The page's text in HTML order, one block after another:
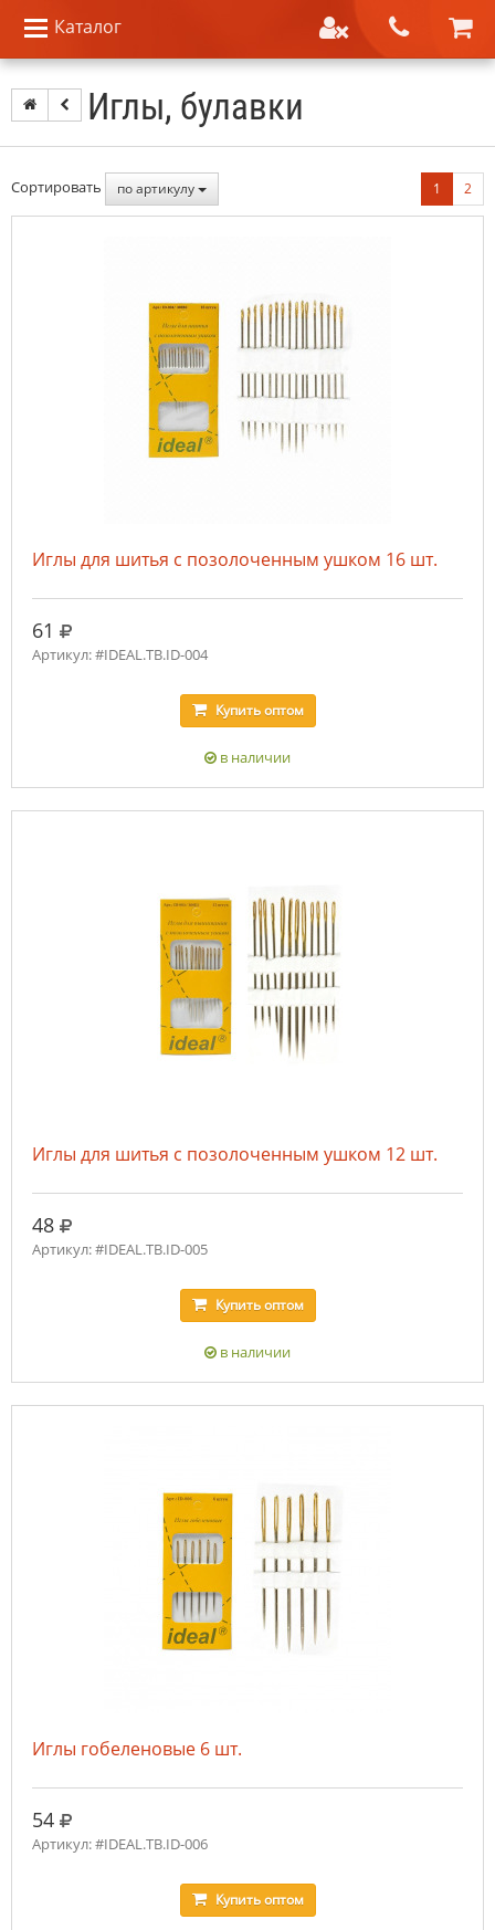
Каталог
Иглы, булавки
Сортировать по артикулу 1 2
Иглы для шитья с позолоченным ушком 16 шт.
61 руб.
Артикул: #IDEAL.ТВ.ID-004
Купитьоптом
в наличии
Иглы для шитья с позолоченным ушком 12 шт.
48 руб.
Артикул: #IDEAL.ТВ.ID-005
Купитьоптом
в наличии
Иглы гобеленовые 6 шт.
54 руб.
Артикул: #IDEAL.ТВ.ID-006
Купитьоптом